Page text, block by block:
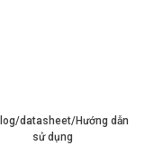
datasheet/Hướng dẫn
sử dụng